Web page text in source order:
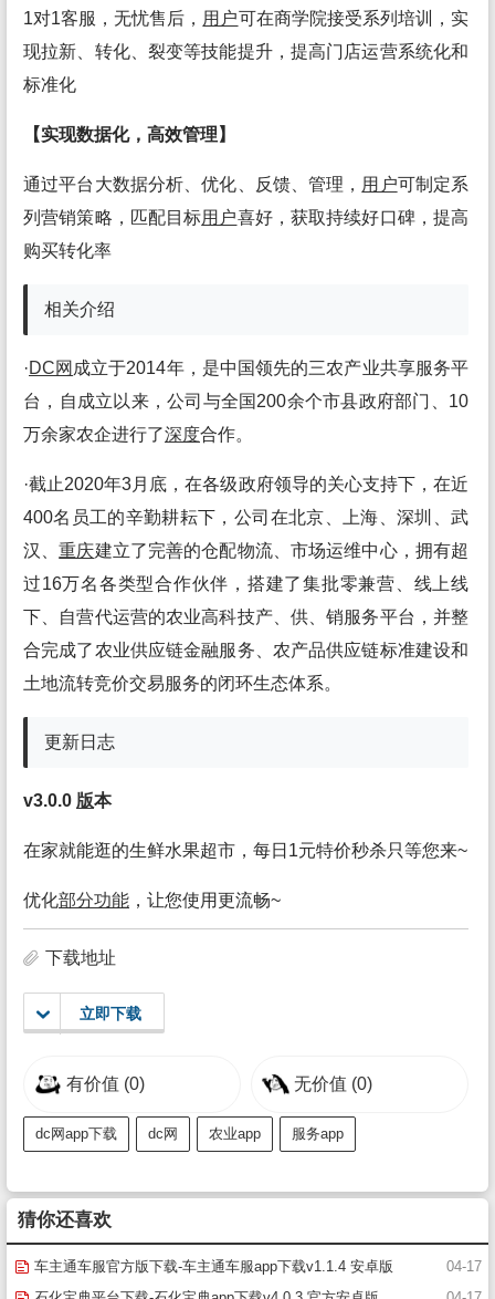
1对1客服，无忧售后， 用户可在商学院接受系列培训，实
现拉新、转化、裂变等技能提升，提高门店运营系统化和
标准化
【实现数据化，高效管理】
通过平台大数据分析、优化、反馈、管理， 用户可制定系
列营销策略，匹配目标用户喜好，获取持续好口碑，提高
购买转化率
相关介绍
·DC网 成立于2014年，是中国领先的三农产业共享服务平
台，自成立以来，公司与全国200余个市县政府部门、10
万余家农企进行了深度合作。
·截止2020年3月底，在各级政府领导的关心支持下，在近
400名员工的辛勤耕耘下，公司在北京、上海、深圳、武
汉、重庆建立了完善的仓配物流、市场运维中心，拥有超
过16万名各类型合作伙伴，搭建了集批零兼营、线上线
下、自营代运营的农业高科技产、供、销服务平台，并整
合完成了农业供应链金融服务、农产品供应链标准建设和
土地流转竞价交易服务的闭环生态体系。
更新日志
v3.0.0 版本
在家就能逛的生鲜水果超市，每日1元特价秒杀只等您来~
优化部分功能 ，让您使用更流畅~
下载地址
立即下载
有价值 (0) 无价值 (0)
dc网app下载 dc网 农业app 服务app
猜你还喜欢
04-17
车主通车服官方版下载-车主通车服app下载v1.1.4 安卓版